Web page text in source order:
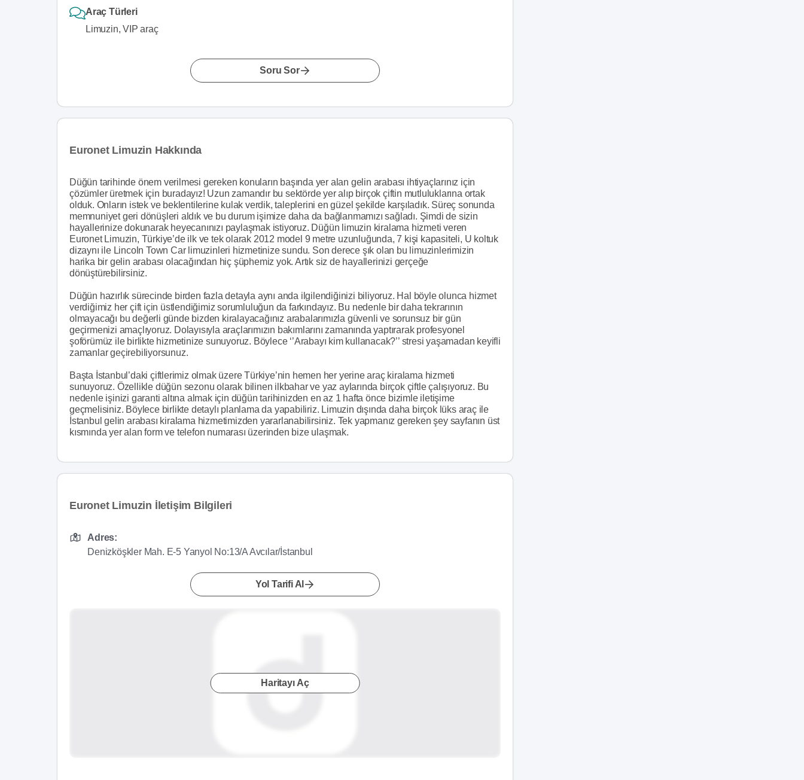
Araç Türleri
Limuzin, VIP araç
Soru Sor
Euronet Limuzin Hakkında
Düğün tarihinde önem verilmesi gereken konuların başında yer alan gelin arabası ihtiyaçlarınız için
çözümler üretmek için buradayız! Uzun zamandır bu sektörde yer alıp birçok çiftin mutluluklarına ortak
olduk. Onların istek ve beklentilerine kulak verdik, taleplerini en güzel şekilde karşıladık. Süreç sonunda
memnuniyet geri dönüşleri aldık ve bu durum işimize daha da bağlanmamızı sağladı. Şimdi de sizin
hayallerinize dokunarak heyecanınızı paylaşmak istiyoruz. Düğün limuzin kiralama hizmeti veren
Euronet Limuzin, Türkiye’de ilk ve tek olarak 2012 model 9 metre uzunluğunda, 7 kişi kapasiteli, U koltuk
dizaynı ile Lincoln Town Car limuzinleri hizmetinize sundu. Son derece şık olan bu limuzinlerimizin
harika bir gelin arabası olacağından hiç şüphemiz yok. Artık siz de hayallerinizi gerçeğe
dönüştürebilirsiniz.
Düğün hazırlık sürecinde birden fazla detayla aynı anda ilgilendiğinizi biliyoruz. Hal böyle olunca hizmet
verdiğimiz her çift için üstlendiğimiz sorumluluğun da farkındayız. Bu nedenle bir daha tekrarının
olmayacağı bu değerli günde bizden kiralayacağınız arabalarımızla güvenli ve sorunsuz bir gün
geçirmenizi amaçlıyoruz. Dolayısıyla araçlarımızın bakımlarını zamanında yaptırarak profesyonel
şoförümüz ile birlikte hizmetinize sunuyoruz. Böylece ‘’Arabayı kim kullanacak?’’ stresi yaşamadan keyifli
zamanlar geçirebiliyorsunuz.
Başta İstanbul’daki çiftlerimiz olmak üzere Türkiye’nin hemen her yerine araç kiralama hizmeti
sunuyoruz. Özellikle düğün sezonu olarak bilinen ilkbahar ve yaz aylarında birçok çiftle çalışıyoruz. Bu
nedenle işinizi garanti altına almak için düğün tarihinizden en az 1 hafta önce bizimle iletişime
geçmelisiniz. Böylece birlikte detaylı planlama da yapabiliriz. Limuzin dışında daha birçok lüks araç ile
İstanbul gelin arabası kiralama hizmetimizden yararlanabilirsiniz. Tek yapmanız gereken şey sayfanın üst
kısmında yer alan form ve telefon numarası üzerinden bize ulaşmak.
Euronet Limuzin İletişim Bilgileri
Adres:
Denizköşkler Mah. E-5 Yanyol No:13/A Avcılar/İstanbul
Yol Tarifi Al
Haritayı Aç